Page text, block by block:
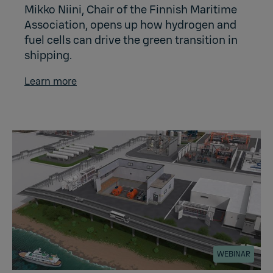
Mikko Niini, Chair of the Finnish Maritime
Association, opens up how hydrogen and
fuel cells can drive the green transition in
shipping.
Learn more
WEBINAR